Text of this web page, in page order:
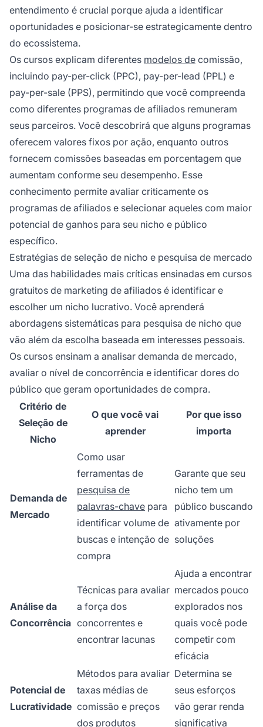
entendimento é crucial porque ajuda a identificar
oportunidades e posicionar-se estrategicamente dentro
do ecossistema.
Os cursos explicam diferentes modelos de comissão,
incluindo pay-per-click (PPC), pay-per-lead (PPL) e
pay-per-sale (PPS), permitindo que você compreenda
como diferentes programas de afiliados remuneram
seus parceiros. Você descobrirá que alguns programas
oferecem valores fixos por ação, enquanto outros
fornecem comissões baseadas em porcentagem que
aumentam conforme seu desempenho. Esse
conhecimento permite avaliar criticamente os
programas de afiliados e selecionar aqueles com maior
potencial de ganhos para seu nicho e público
específico.
Estratégias de seleção de nicho e pesquisa de mercado
Uma das habilidades mais críticas ensinadas em cursos
gratuitos de marketing de afiliados é identificar e
escolher um nicho lucrativo. Você aprenderá
abordagens sistemáticas para pesquisa de nicho que
vão além da escolha baseada em interesses pessoais.
Os cursos ensinam a analisar demanda de mercado,
avaliar o nível de concorrência e identificar dores do
público que geram oportunidades de compra.
Critério de
Seleção de
Nicho
O que você vai
aprender
Por que isso
importa
Demanda de
Mercado
Como usar
ferramentas de
pesquisa de
palavras-chave para
identificar volume de
buscas e intenção de
compra
Garante que seu
nicho tem um
público buscando
ativamente por
soluções
Análise da
Concorrência
Técnicas para avaliar
a força dos
concorrentes e
encontrar lacunas
Ajuda a encontrar
mercados pouco
explorados nos
quais você pode
competir com
eficácia
Potencial de
Lucratividade
Métodos para avaliar
taxas médias de
comissão e preços
dos produtos
Determina se
seus esforços
vão gerar renda
significativa